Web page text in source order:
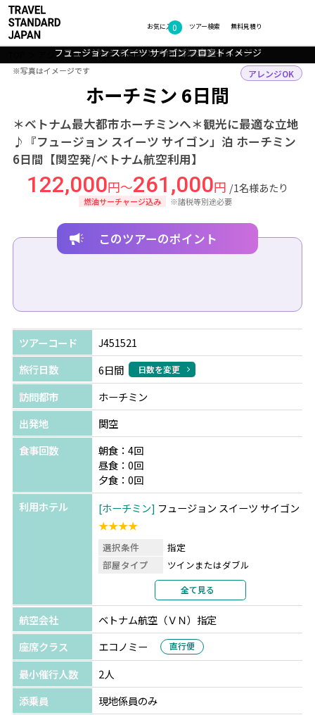
お気に入り
0 無料見積り
ツアー検索
アジア ベトナム ホーチミン ツアー詳細
ホーチミン 6日間
＊ベトナム最大都市ホーチミンへ＊観光に最適な立地
♪『フュージョン スイーツ サイゴン」泊 ホーチミン
6日間【関空発/ベトナム航空利用】
アレンジOK
122,000円～261,000円 /1名様あたり
燃油サーチャージ込み ※諸税等別途必要
ホーチミン：中央郵便局
ホーチミン：サイゴン大教会
フュージョン スイーツ サイゴン 客室イメージ
フュージョン スイーツ サイゴン フロントイメージ
フォトギャラリー
※写真はイメージです
※写真はイメージです
このツアーのポイント
ツアーコード
J451521
旅行日数
6日間 日数を変更
訪問都市
ホーチミン
出発地
関空
食事回数
朝食：4回
昼食：0回
夕食：0回
利用ホテル
ホーチミン フュージョン スイーツ サイゴン
★★★★
選択条件
指定
部屋タイプ
ツインまたはダブル
2名1室利用
部屋カテゴリ
部屋指定なし
全て見る
航空会社
ベトナム航空（ＶＮ）指定
座席クラス
エコノミー 直行便
最小催行人数
2人
添乗員
現地係員のみ